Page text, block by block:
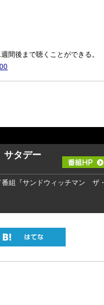
間後まで聴くことができる。
タデー
組『サンドウィッチマン ザ・